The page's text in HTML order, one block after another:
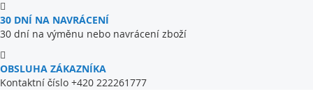
30 DNÍ NA NAVRÁCENÍ
30 dní na výměnu nebo navrácení zboží
OBSLUHA ZÁKAZNÍKA
Kontaktní číslo +420 222261777